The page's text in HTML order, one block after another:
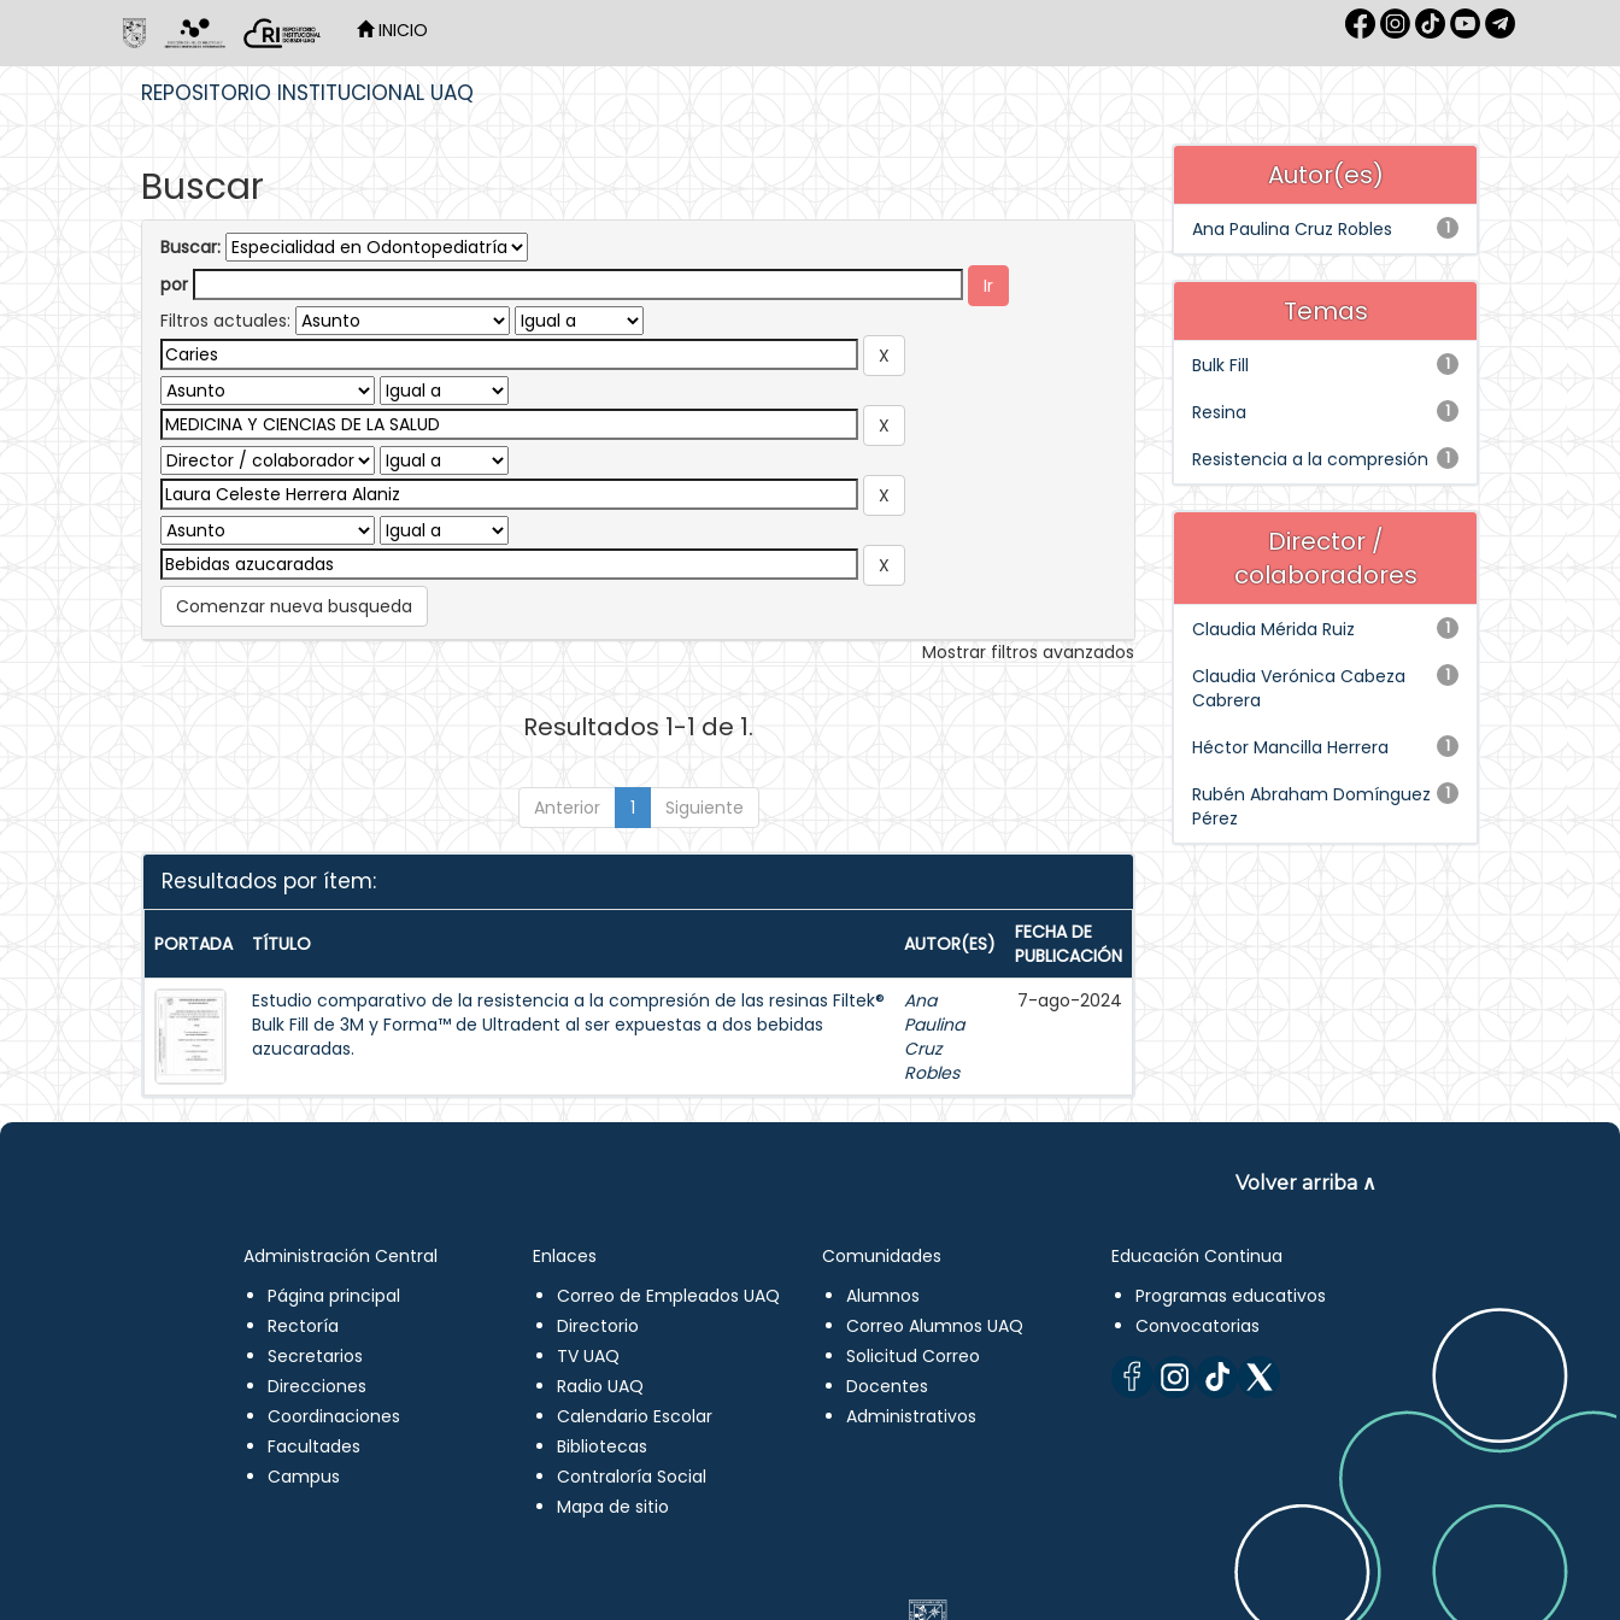
INICIO
REPOSITORIO INSTITUCIONAL UAQ
Buscar
Buscar:
por
Filtros actuales:
Comenzar nueva busqueda
Mostrar filtros avanzados
Resultados 1-1 de 1.
Anterior 1 Siguiente
Resultados por ítem:
PORTADA TÍTULO AUTOR(ES)
FECHA DE
PUBLICACIÓN
Estudio comparativo de la resistencia a la compresión de las resinas Filtek®
Bulk Fill de 3M y Forma™ de Ultradent al ser expuestas a dos bebidas
azucaradas.
Ana
Paulina
Cruz
Robles
7-ago-2024
Autor(es)
1
Ana Paulina Cruz Robles
Temas
1
Bulk Fill
1
Resina
1
Resistencia a la compresión
Director /
colaboradores
1
Claudia Mérida Ruiz
1
Claudia Verónica Cabeza
Cabrera
1
Héctor Mancilla Herrera
1
Rubén Abraham Domínguez
Pérez
Volver arriba ∧
Administración Central
Página principal
Rectoría
Secretarios
Direcciones
Coordinaciones
Facultades
Campus
Enlaces
Correo de Empleados UAQ
Directorio
TV UAQ
Radio UAQ
Calendario Escolar
Bibliotecas
Contraloría Social
Mapa de sitio
Comunidades
Alumnos
Correo Alumnos UAQ
Solicitud Correo
Docentes
Administrativos
Educación Continua
Programas educativos
Convocatorias